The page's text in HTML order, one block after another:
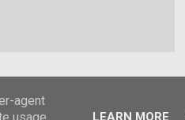
agent
LEARN MORE